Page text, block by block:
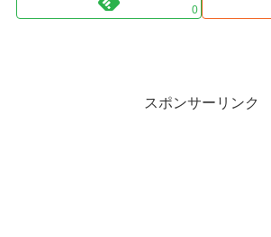
0
スポンサーリンク